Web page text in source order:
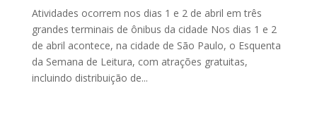
Atividades ocorrem nos dias 1 e 2 de abril em três
grandes terminais de ônibus da cidade Nos dias 1 e 2
de abril acontece, na cidade de São Paulo, o Esquenta
da Semana de Leitura, com atrações gratuitas,
incluindo distribuição de...